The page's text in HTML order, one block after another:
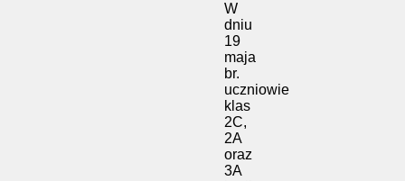
W
dniu
19
maja
br.
uczniowie
klas
2C,
2A
oraz
3A